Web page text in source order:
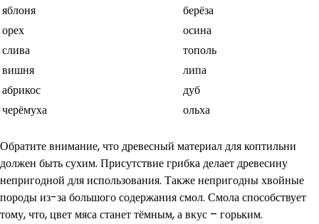
яблоня
берёза
орех
осина
слива
тополь
вишня
липа
абрикос
дуб
черёмуха
ольха
Обратите внимание, что древесный материал для коптильни
должен быть сухим. Присутствие грибка делает древесину
непригодной для использования. Также непригодны хвойные
породы из-за большого содержания смол. Смола способствует
тому, что, цвет мяса станет тёмным, а вкус – горьким.